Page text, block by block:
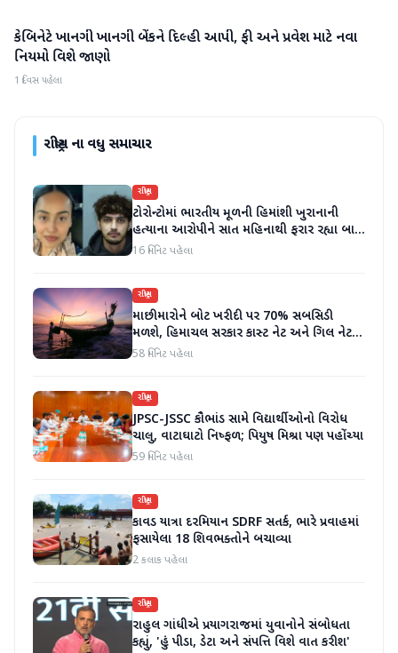
રાષ્ટ્રીય
કેબિનેટે ખાનગી ખાનગી બેંકને દિલ્હી આપી, ફી અને પ્રવેશ માટે નવા
નિયમો વિશે જાણો
1 દિવસ પહેલા
રાષ્ટ્રીયના વધુ સમાચાર
રાષ્ટ્રીય
ટોરોન્ટોમાં ભારતીય મૂળની હિમાંશી ખુરાનાની
હત્યાના આરોપીને સાત મહિનાથી ફરાર રહ્યા બાદ
ધરપકડ કરવામાં આવી
16 મિનિટ પહેલા
રાષ્ટ્રીય
માછીમારોને બોટ ખરીદી પર 70% સબસિડી
મળશે, હિમાચલ સરકાર કાસ્ટ નેટ અને ગિલ નેટ
પર 90% સબસિડી આપશે
58 મિનિટ પહેલા
રાષ્ટ્રીય
JPSC-JSSC કૌભાંડ સામે વિદ્યાર્થીઓનો વિરોધ
ચાલુ, વાટાઘાટો નિષ્ફળ; પિયુષ મિશ્રા પણ પહોંચ્યા
59 મિનિટ પહેલા
રાષ્ટ્રીય
કાવડ યાત્રા દરમિયાન SDRF સતર્ક, ભારે પ્રવાહમાં
ફસાયેલા 18 શિવભક્તોને બચાવ્યા
2 કલાક પહેલા
રાષ્ટ્રીય
રાહુલ ગાંધીએ પ્રયાગરાજમાં યુવાનોને સંબોધતા
કહ્યું, 'હું પીડા, ડેટા અને સંપત્તિ વિશે વાત કરીશ'